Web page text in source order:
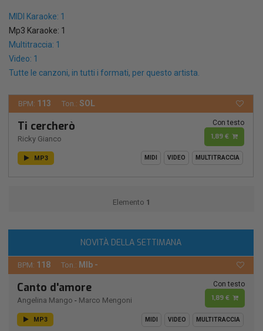
MIDI Karaoke: 1
Mp3 Karaoke: 1
Multitraccia: 1
Video: 1
Tutte le canzoni, in tutti i formati, per questo artista.
BPM: 113 Ton.: SOL
Ti cercherò
Ricky Gianco
Con testo
1,89 €
MP3 MIDI VIDEO MULTITRACCIA
Elemento 1
NOVITÀ DELLA SETTIMANA
BPM: 118 Ton.: MIb -
Canto d'amore
Angelina Mango - Marco Mengoni
Con testo
1,89 €
MP3 MIDI VIDEO MULTITRACCIA